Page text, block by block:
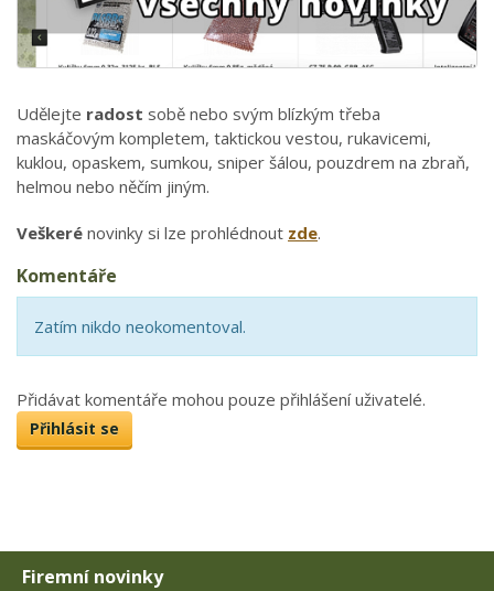
Udělejte radost sobě nebo svým blízkým třeba
maskáčovým kompletem, taktickou vestou, rukavicemi,
kuklou, opaskem, sumkou, sniper šálou, pouzdrem na zbraň,
helmou nebo něčím jiným.
Veškeré novinky si lze prohlédnout zde.
Komentáře
Zatím nikdo neokomentoval.
Přidávat komentáře mohou pouze přihlášení uživatelé.
Přihlásit se
Firemní novinky